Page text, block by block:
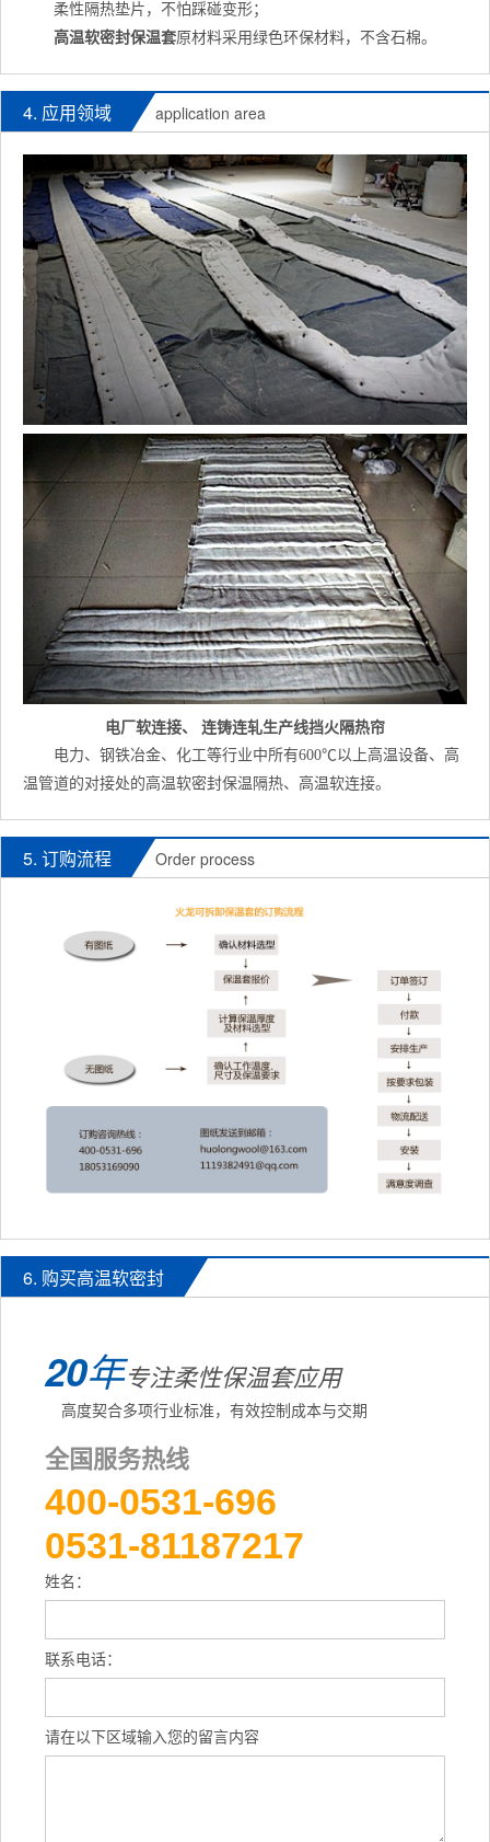
柔性隔热垫片，不怕踩碰变形；
高温软密封保温套原材料采用绿色环保材料，不含石棉。
4. 应用领域 application area
电厂软连接、 连铸连轧生产线挡火隔热帘
电力、钢铁冶金、化工等行业中所有600℃以上高温设备、高
温管道的对接处的高温软密封保温隔热、高温软连接。
5. 订购流程 Order process
6. 购买高温软密封
20年专注柔性保温套应用
高度契合多项行业标准，有效控制成本与交期
全国服务热线
400-0531-696
0531-81187217
姓名：
联系电话：
请在以下区域输入您的留言内容